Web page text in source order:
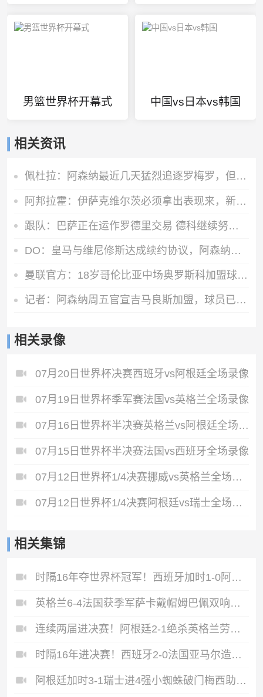
男篮世界杯开幕式 中国vs日本vs韩国
相关资讯
佩杜拉：阿森纳最近几天猛烈追逐罗梅罗，但和热刺多年来关系较僵
阿邦拉霍：伊萨克维尔茨必须拿出表现来，新赛季他们可没有理由了
跟队：巴萨正在运作罗德里交易 德科继续努力尝试引进阿尔瓦雷斯
DO：皇马与维尼修斯达成续约协议，阿森纳方面的追求将结束
曼联官方：18岁哥伦比亚中场奥罗斯科加盟球队，将进入青训体系
记者：阿森纳周五官宣吉马良斯加盟，球员已签下4+1的合同
相关录像
07月20日世界杯决赛西班牙vs阿根廷全场录像
07月19日世界杯季军赛法国vs英格兰全场录像
07月16日世界杯半决赛英格兰vs阿根廷全场录像
07月15日世界杯半决赛法国vs西班牙全场录像
07月12日世界杯1/4决赛挪威vs英格兰全场录像
07月12日世界杯1/4决赛阿根廷vs瑞士全场录像
相关集锦
时隔16年夺世界杯冠军！西班牙加时1-0阿根廷费兰制胜恩佐染红
英格兰6-4法国获季军萨卡戴帽姆巴佩双响创纪录奥利塞2助+失良机
连续两届进决赛！阿根廷2-1绝杀英格兰劳塔罗恩佐破门梅西两助攻
时隔16年进决赛！西班牙2-0法国亚马尔造点奥亚萨瓦尔、波罗破门
阿根廷加时3-1瑞士进4强小蜘蛛破门梅西助攻麦卡恩博洛假摔染红